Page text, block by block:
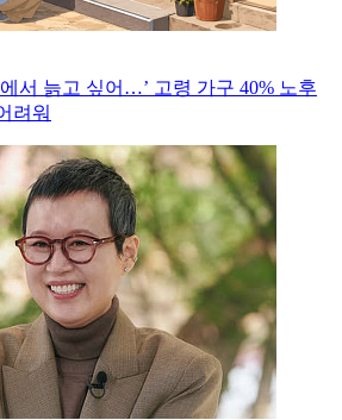
서 늙고 싶어…’ 고령 가구 40% 노후
려워